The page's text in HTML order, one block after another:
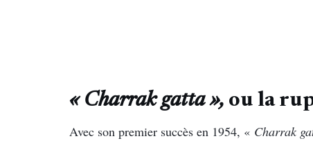
« Charrak gatta », ou la
Avec son premier succès en 1954, « Charrak